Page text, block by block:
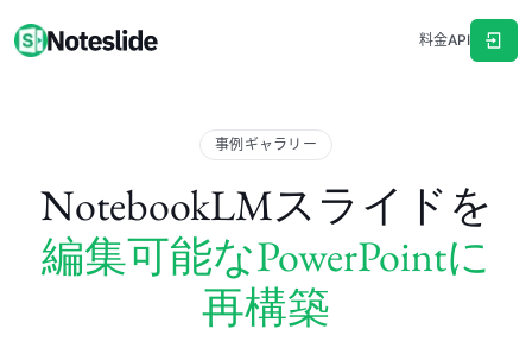
料金API
事例ギャラリー
NotebookLMスライドを
編集可能なPowerPointに
再構築